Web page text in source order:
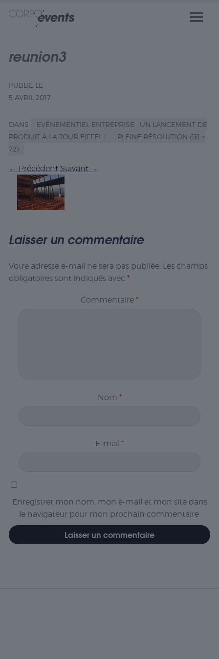
reunion3
PUBLIÉ LE
5 AVRIL 2017
DANS
EVÉNEMENTIEL ENTREPRISE : UN LANCEMENT DE
PRODUIT À LA TOUR EIFFEL !
PLEINE RÉSOLUTION (131 ×
72)
← Précédent Suivant →
Laisser un commentaire
Votre adresse e-mail ne sera pas publiée. Les champs
obligatoires sont indiqués avec *
Commentaire *
Nom *
E-mail *
Enregistrer mon nom, mon e-mail et mon site dans
le navigateur pour mon prochain commentaire.